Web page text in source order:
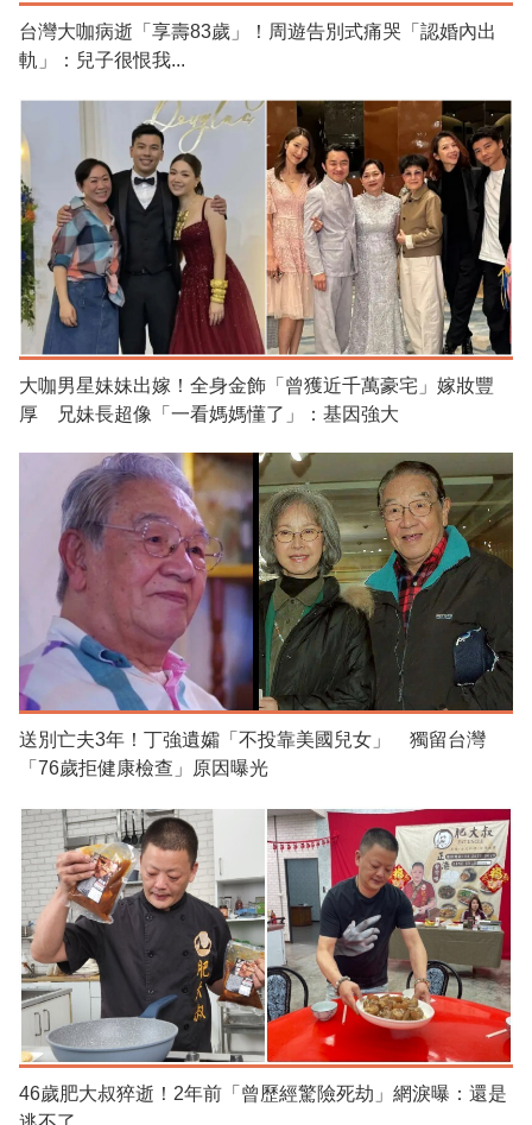
台灣大咖病逝「享壽83歲」！周遊告別式痛哭「認婚內出
軌」：兒子很恨我...
大咖男星妹妹出嫁！全身金飾「曾獲近千萬豪宅」嫁妝豐
厚 兄妹長超像「一看媽媽懂了」：基因強大
送別亡夫3年！丁強遺孀「不投靠美國兒女」 獨留台灣
「76歲拒健康檢查」原因曝光
46歲肥大叔猝逝！2年前「曾歷經驚險死劫」網淚曝：還是